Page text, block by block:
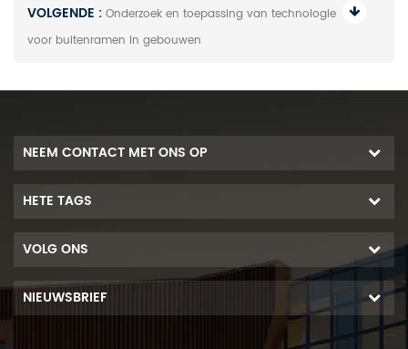
VOLGENDE : Onderzoek en toepassing van technologie
voor buitenramen in gebouwen
NEEM CONTACT MET ONS OP
HETE TAGS
VOLG ONS
NIEUWSBRIEF